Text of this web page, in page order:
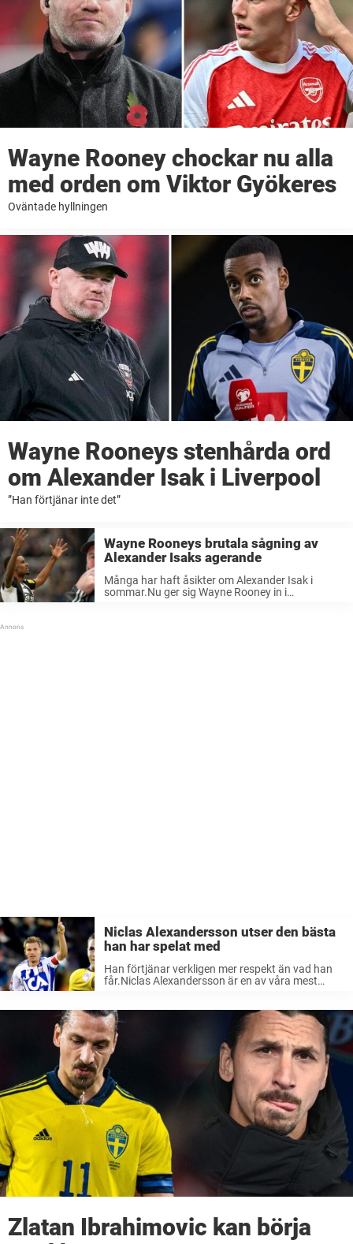
Wayne Rooney chockar nu alla
med orden om Viktor Gyökeres
Oväntade hyllningen
Wayne Rooneys stenhårda ord
om Alexander Isak i Liverpool
”Han förtjänar inte det”
Wayne Rooneys brutala sågning av
Alexander Isaks agerande
Många har haft åsikter om Alexander Isak i
sommar.Nu ger sig Wayne Rooney in i
Niclas Alexandersson utser den bästa
han har spelat med
Han förtjänar verkligen mer respekt än vad han
får.Niclas Alexandersson är en av våra mest
många som inte ser hans ...
Zlatan Ibrahimovic kan börja